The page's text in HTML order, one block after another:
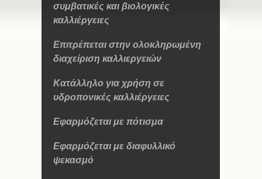
συμβατικές και βιολογικές
καλλιέργειες
Επιτρέπεται στην ολοκληρωμένη
διαχείριση καλλιεργειών
Κατάλληλο για χρήση σε
υδροπονικές καλλιέργειες
Εφαρμόζεται με πότισμα
Εφαρμόζεται με διαφυλλικό
ψεκασμό